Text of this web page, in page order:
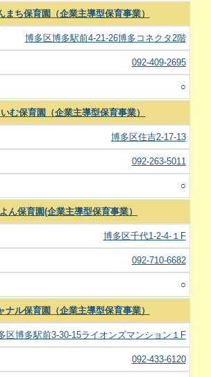
まち保育園（企業主導型保育事業）
博多区博多駅前4-21-26博多コネクタ2階
092-409-2695
○
む保育園（企業主導型保育事業）
博多区住吉2-17-13
092-263-5011
○
ん保育園(企業主導型保育事業）
博多区千代1-2-4-１F
092-710-6682
○
ナル保育園（企業主導型保育事業）
区博多駅前3-30-15ライオンズマンション１F
092-433-6120